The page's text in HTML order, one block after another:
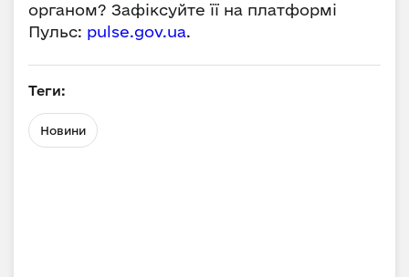
органом? Зафіксуйте її на платформі
Пульс: pulse.gov.ua.
Теги:
Новини